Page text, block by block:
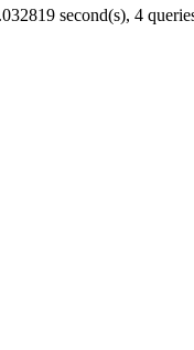
second(s), 4